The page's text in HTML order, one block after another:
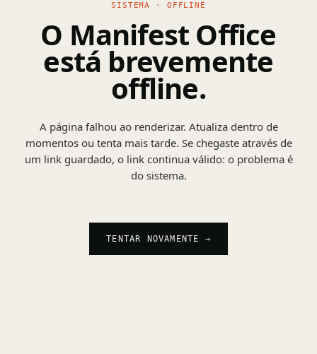
SISTEMA · OFFLINE
O Manifest Office
está brevemente
offline.
A página falhou ao renderizar. Atualiza dentro de
momentos ou tenta mais tarde. Se chegaste através de
um link guardado, o link continua válido: o problema é
do sistema.
TENTAR NOVAMENTE →